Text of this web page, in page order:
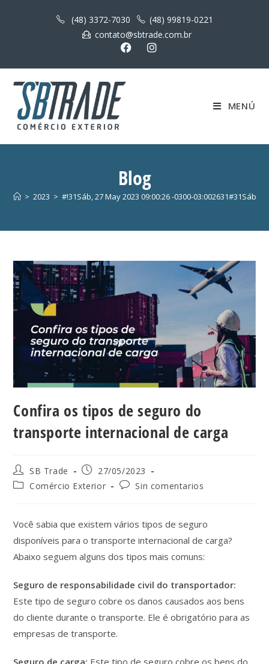
(48) 3372-7030
(48) 99819-0221
contato@sbtrade.com.br
MENÚ
Blog
> 2023 > #!31Sáb, 27 May 2023 09:00:26 -0300-03:002631#31Sáb,
Confira os tipos de seguro do
transporte internacional de carga
SB Trade
27/05/2023
Comércio Exterior
Sin comentarios
Você sabia que existem vários tipos de seguro
disponíveis para o transporte internacional de carga?
Abaixo seguem alguns dos tipos mais comuns:
Seguro de responsabilidade civil do transportador:
Este tipo de seguro cobre os danos causados aos bens
do cliente durante o transporte. Ele é obrigatório para as
empresas de transporte.